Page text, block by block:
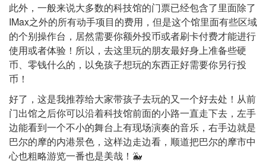
此外，一般来说大多数的科技馆的门票已经包含了里面除了
IMax之外的所有动手项目的费用，但是这个馆里面有些区域
的个别操作台，居然需要你额外投币或者刷卡付费才能进行
使用或者体验！所以，去这里玩的朋友最好身上准备些硬
币、零钱什么的，以免孩子想玩的东西正好需要你另行投
币！
好了，这是我推荐给大家带孩子去玩的又一个好去处！从前
门出馆之后你可以沿着科技馆前面的小路一直走下去，左手
边能看到一个不小的舞台上有现场演奏的音乐，右手边就是
巴尔的摩的内港景色，这样边走边看，顺道把巴尔的摩市中
心也粗略游览一番也是美哉！🐳